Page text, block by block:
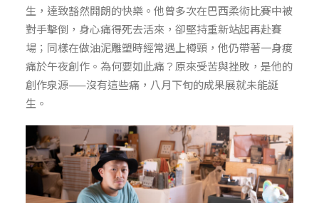
生，達致豁然開朗的快樂。他曾多次在巴西柔術比賽中被
對手擊倒，身心痛得死去活來，卻堅持重新站起再赴賽
場；同樣在做油泥雕塑時經常遇上樽頸，他仍帶著一身痠
痛於午夜創作。為何要如此痛？原來受苦與挫敗，是他的
創作泉源——沒有這些痛，八月下旬的成果展就未能誕
生。